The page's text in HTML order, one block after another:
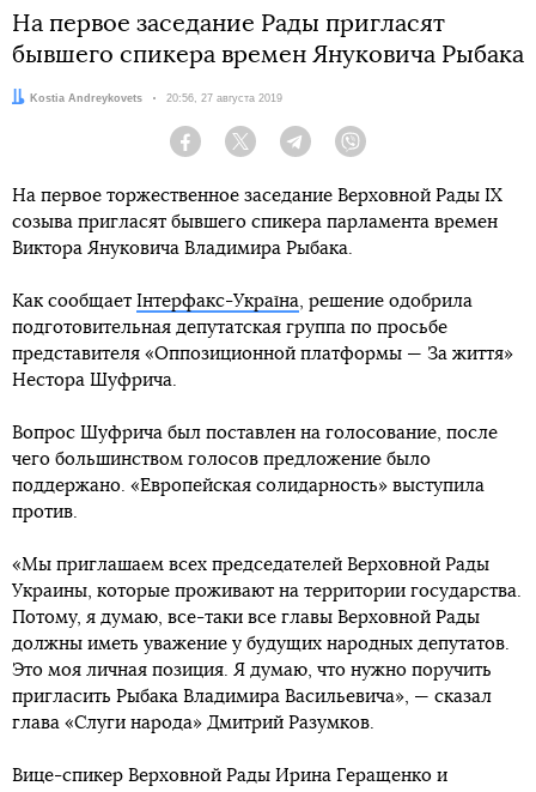
На первое заседание Рады пригласят
бывшего спикера времен Януковича Рыбака
Автор:Kostia Andreykovets Дата:
20:56, 27 августа 2019
Facebook Twitter Telegram
На первое торжественное заседание Верховной Рады IX
созыва пригласят бывшего спикера парламента времен
Виктора Януковича Владимира Рыбака.
Как сообщает Інтерфакс-Україна, решение одобрила
подготовительная депутатская группа по просьбе
представителя «Оппозиционной платформы — За життя»
Нестора Шуфрича.
Вопрос Шуфрича был поставлен на голосование, после
чего большинством голосов предложение было
поддержано. «Европейская солидарность» выступила
против.
«Мы приглашаем всех председателей Верховной Рады
Украины, которые проживают на территории государства.
Потому, я думаю, все-таки все главы Верховной Рады
должны иметь уважение у будущих народных депутатов.
Это моя личная позиция. Я думаю, что нужно поручить
пригласить Рыбака Владимира Васильевича», — сказал
глава «Слуги народа» Дмитрий Разумков.
Вице-спикер Верховной Рады Ирина Геращенко и